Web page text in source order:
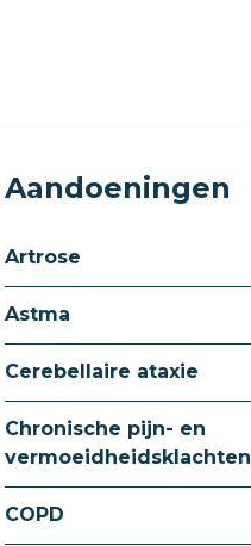
Aandoeningen
Artrose
Astma
Cerebellaire ataxie
Chronische pijn- en
vermoeidheidsklachten
COPD